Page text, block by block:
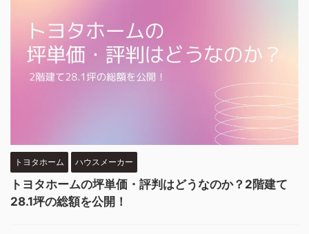
トヨタホーム ハウスメーカー
トヨタホームの坪単価・評判はどうなのか？2階建て
28.1坪の総額を公開！